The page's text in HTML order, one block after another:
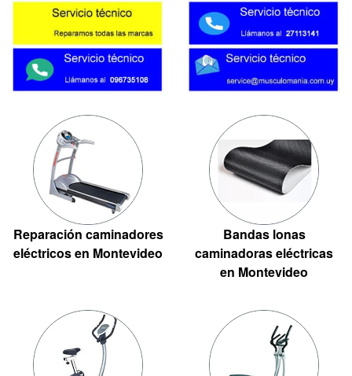
Reparación caminadores
eléctricos en Montevideo
Bandas lonas
caminadoras eléctricas
en Montevideo